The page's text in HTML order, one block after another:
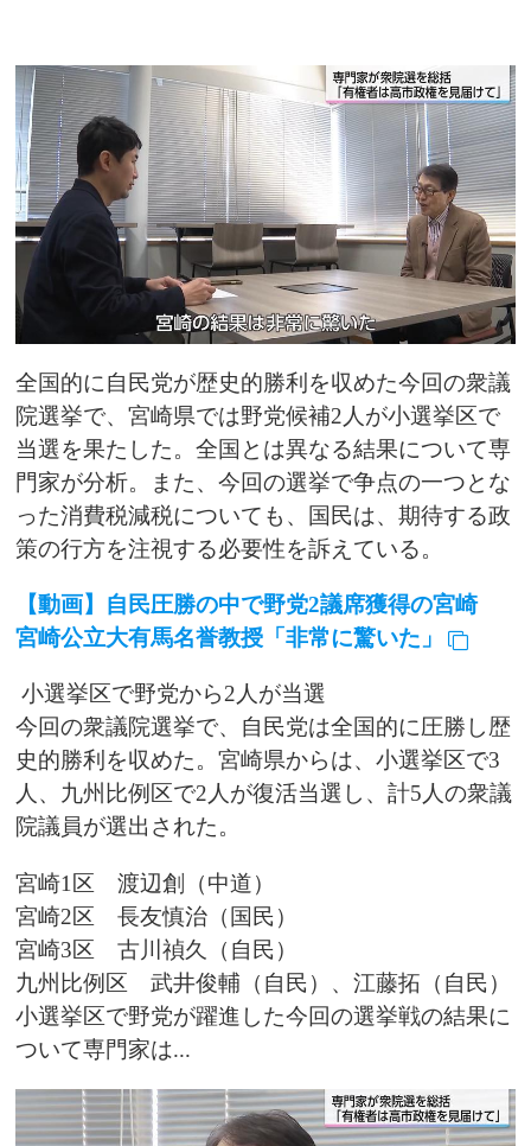
全国的に自民党が歴史的勝利を収めた今回の衆議
院選挙で、宮崎県では野党候補2人が小選挙区で
当選を果たした。全国とは異なる結果について専
門家が分析。また、今回の選挙で争点の一つとな
った消費税減税についても、国民は、期待する政
策の行方を注視する必要性を訴えている。
【動画】自民圧勝の中で野党2議席獲得の宮崎
宮崎公立大有馬名誉教授「非常に驚いた」
小選挙区で野党から2人が当選
今回の衆議院選挙で、自民党は全国的に圧勝し歴
史的勝利を収めた。宮崎県からは、小選挙区で3
人、九州比例区で2人が復活当選し、計5人の衆議
院議員が選出された。
宮崎1区 渡辺創（中道）
宮崎2区 長友慎治（国民）
宮崎3区 古川禎久（自民）
九州比例区 武井俊輔（自民）、江藤拓（自民）
小選挙区で野党が躍進した今回の選挙戦の結果に
ついて専門家は...